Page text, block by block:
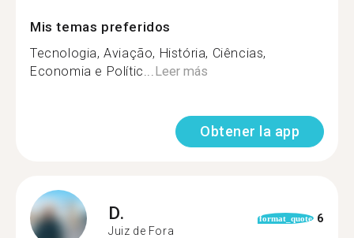
Mis temas preferidos
Tecnologia, Aviação, História, Ciências,
Economia e Polític...Leer más
Obtener la app
D.
Juiz de Fora
format_quote 6